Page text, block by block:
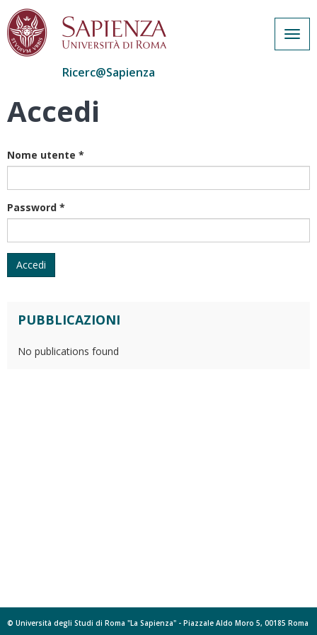
Salta
Ricerc@Sapienza
Accedi
Nome utente *
Password *
Accedi
PUBBLICAZIONI
No publications found
© Università degli Studi di Roma "La Sapienza" - Piazzale Aldo Moro 5, 00185 Roma